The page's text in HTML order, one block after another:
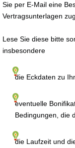
Sie per E-Mail eine
Vertragsunterlagen
Lese Sie diese bitte
insbesondere
die Eckdaten zu
eventuelle
Bedingungen, die
die Laufzeit und